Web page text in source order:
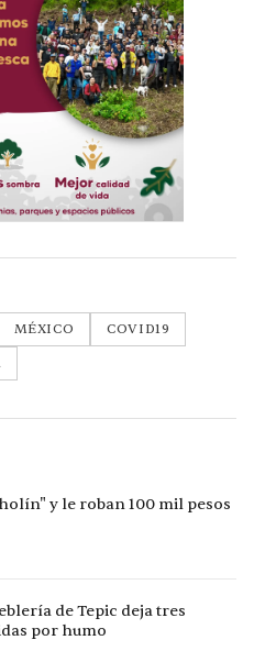
MÉXICO
COVID19
y le roban 100 mil pesos
de Tepic deja tres
por humo